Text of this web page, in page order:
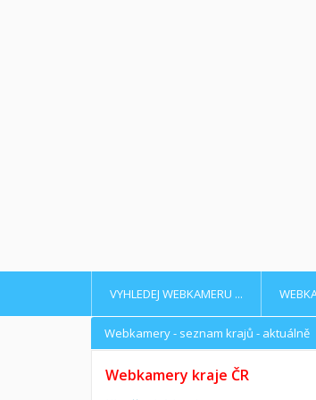
VYHLEDEJ WEBKAMERU ...
Webkamery - seznam krajů - aktuálně
Webkamery kraje ČR